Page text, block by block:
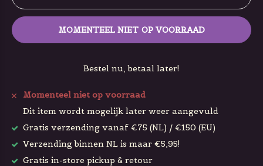
MOMENTEEL NIET OP VOORRAAD
Bestel nu, betaal later!
Momenteel niet op voorraad
Dit item wordt mogelijk later weer aangevuld
Gratis verzending vanaf €75 (NL) / €150 (EU)
Verzending binnen NL is maar €5,95!
Gratis in-store pickup & retour